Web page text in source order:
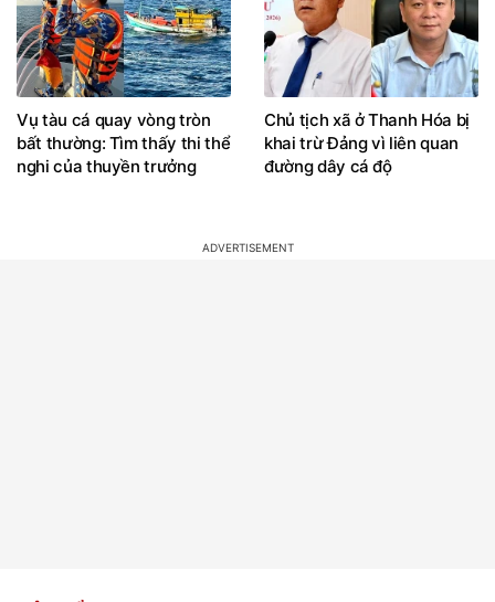
Vụ tàu cá quay vòng tròn
bất thường: Tìm thấy thi thể
nghi của thuyền trưởng
Chủ tịch xã ở Thanh Hóa bị
khai trừ Đảng vì liên quan
đường dây cá độ